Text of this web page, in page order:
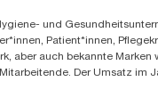
und
Patient*innen,
aber auch bekannte
Der Umsatz im